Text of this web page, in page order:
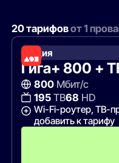
20 тарифовот 1
Акция
Гига+ 800 +
800Мбит/с
195ТВ68 HD
Wi-Fi-роутер, ТВ-
добавить к тарифу